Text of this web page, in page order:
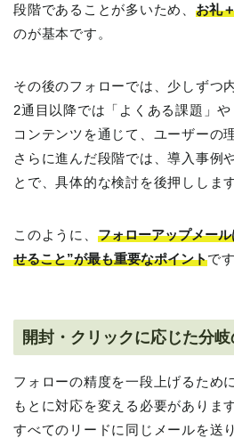
段階であることが多いため、 お礼
のが基本です。
その後のフォローでは、少しずつ
2通目以降では「よくある課題」
コンテンツを通じて、ユーザーの
さらに進んだ段階では、導入事例
とで、具体的な検討を後押しします
このように、 フォローアップメー
せること”が最も重要なポイントです
開封・クリックに応じた分
フォローの精度を一段上げるため
もとに対応を変える必要があります
すべてのリードに同じメールを送